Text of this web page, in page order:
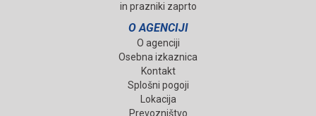
in prazniki zaprto
O AGENCIJI
O agenciji
Osebna izkaznica
Kontakt
Splošni pogoji
Lokacija
Prevozništvo